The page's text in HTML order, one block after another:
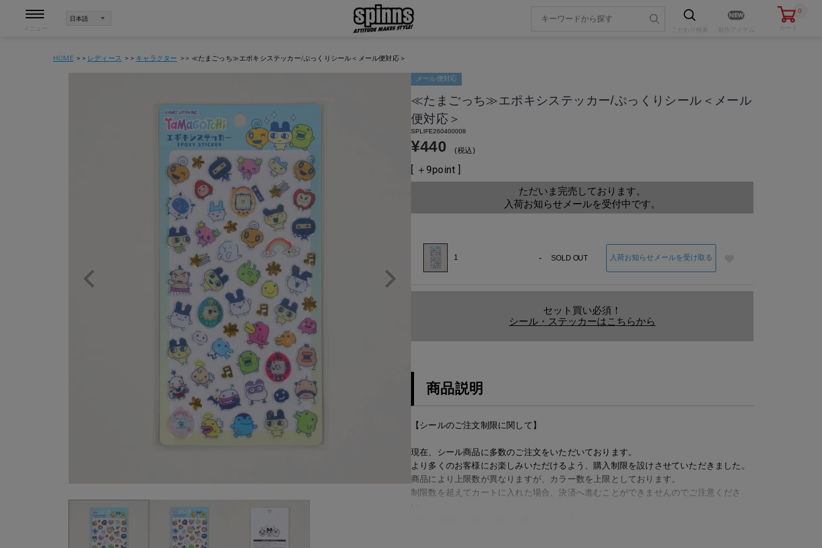
0
カート
HOME レディース キャラクター ≪たまごっち≫エポキシステッカー/ぷっくりシール＜メール便対応＞
メール便対応
≪たまごっち≫エポキシステッカー/ぷっくりシール＜メール
便対応＞
SPLIFE260400008
¥440 税込
[ ＋9point ]
ただいま完売しております。
入荷お知らせメールを受付中です。
1 - SOLD OUT 入荷お知らせメールを受け取る
セット買い必須！
シール・ステッカーはこちらから
商品説明
【シールのご注文制限に関して】
現在、シール商品に多数のご注文をいただいております。
より多くのお客様にお楽しみいただけるよう、購入制限を設けさせていただきました。
商品により上限数が異なりますが、カラー数を上限としております。
制限数を超えてカートに入れた場合、決済へ進むことができませんのでご注意くださ
1